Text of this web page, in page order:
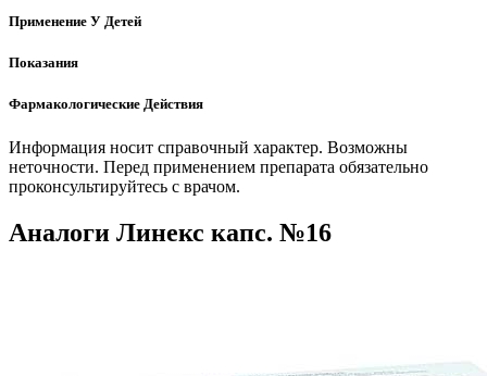
Применение У Детей
Показания
Фармакологические Действия
Информация носит справочный характер. Возможны
неточности. Перед применением препарата обязательно
проконсультируйтесь с врачом.
Аналоги Линекс капс. №16